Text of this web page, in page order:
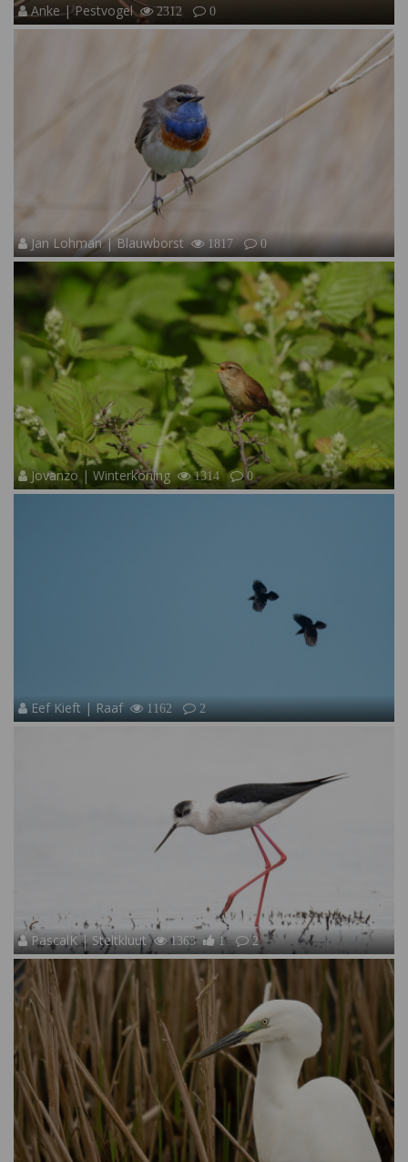
Anke | Pestvogel 2312 0
Jan Lohman | Blauwborst 1817 0
Jovanzo | Winterkoning 1314 0
Eef Kieft | Raaf 1162 2
PascalK | Steltkluut 1363 1 2